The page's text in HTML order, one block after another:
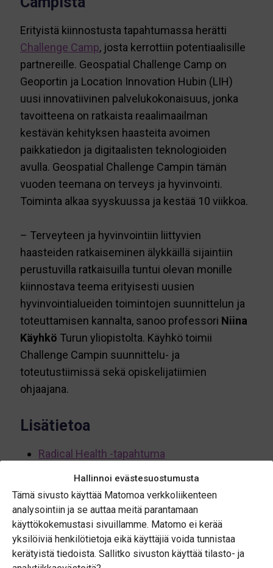
Hallinnoi evästesuostumusta
Tämä sivusto käyttää Matomoa verkkoliikenteen
analysointiin ja se auttaa meitä parantamaan
käyttökokemustasi sivuillamme. Matomo ei kerää
yksilöiviä henkilötietoja eikä käyttäjiä voida tunnistaa
kerätyistä tiedoista. Sallitko sivuston käyttää tilasto- ja
Erityistä kiinnostusta tapahtumassa herätti
Challenge Camp, josta kerrottiin potentiaalisille
partnereille. Geospatial Challenge Camp on
Geoportin ja Location Innovation Hubin (LIH)
uusi innovatiivinen palvelukokonaisuus, jonka
tavoitteena on ratkaista reaalimaailman
kestävän kehityksen haasteita avoimen
paikkatiedon ja digitaalisten teknologioiden
avulla. Geospatial Challenge Campin tämän
vuoden teemana on terveys ja hyvinvointi.
Toiminta alkaa syyskuussa ja kestää 10 viikkoa.
– Terveyteen ja hyvinvointiin liittyvien
haasteiden ratkaiseminen älykkäillä sijaintiin
perustuvilla ratkaisuilla tuntui olevan monille
kiinnostava teema erityisesti uusien
hyvinvointialueiden toimintojen suunnittelun ja
toteuttamisen kannalta, sanoo professori Niina
Käyhkö Turun yliopistolta. Käyhkö toimii
Challenge Campin suunnittelu- ja
toteutustiimissä sekä opiskelijatiimien
ohjaajana.
Lisätietoa
Radical Health -tapahtuma
Geospatial Challenge Camp
Jaa